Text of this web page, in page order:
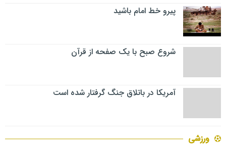
پیرو خط امام باشید
شروع صبح با یک صفحه از قرآن
آمریکا در باتلاق جنگ گرفتار شده است
ورزشی